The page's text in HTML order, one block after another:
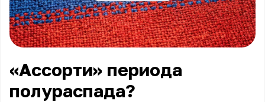
«Ассорти» периода
полураспада?